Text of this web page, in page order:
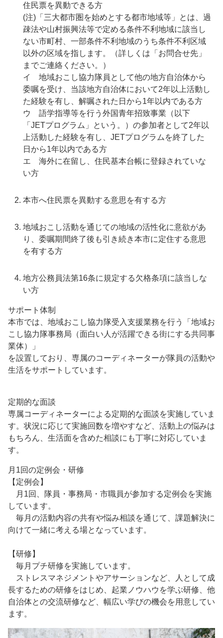
住民票を異動できる方
(注)「三大都市圏を始めとする都市地域等」とは、過
疎法や山村振興法等で定める条件不利地域に該当し
ない市町村、一部条件不利地域のうち条件不利区域
以外の区域を指します。（詳しくは「お問合せ先」
までご連絡ください。）
イ 地域おこし協力隊員として他の地方自治体から
委嘱を受け、当該地方自治体において2年以上活動し
た経験を有し、解嘱された日から1年以内である方
ウ 語学指導等を行う外国青年招致事業（以下
「JETプログラム」という。）の参加者として2年以
上活動した経験を有し、JETプログラムを終了した
日から1年以内である方
エ 海外に在留し、住民基本台帳に登録されていな
い方
本市へ住民票を異動する意思を有する方
地域おこし活動を通じての地域の活性化に意欲があ
り、委嘱期間終了後も引き続き本市に定住する意思
を有する方
地方公務員法第16条に規定する欠格条項に該当しな
い方
サポート体制
本市では、地域おこし協力隊受入支援業務を行う「地域お
こし協力隊事務局（面白い人が活躍できる街にする共同事
業体）」
を設置しており、専属のコーディネーターが隊員の活動や
生活をサポートしています。
定期的な面談
専属コーディネーターによる定期的な面談を実施していま
す。状況に応じて実施回数を増やすなど、活動上の悩みは
もちろん、生活面を含めた相談にも丁寧に対応していま
す。
月1回の定例会・研修
【定例会】
月1回、隊員・事務局・市職員が参加する定例会を実施
しています。
毎月の活動内容の共有や悩み相談を通じて、課題解決に
向けて一緒に考える場となっています。
【研修】
毎月プチ研修を実施しています。
ストレスマネジメントやアサーションなど、人として成
長するための研修をはじめ、起業ノウハウを学ぶ研修、他
自治体との交流研修など、幅広い学びの機会を用意してい
ます。